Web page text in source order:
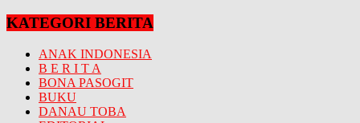
KATEGORI BERITA
ANAK INDONESIA
B E R I T A
BONA PASOGIT
BUKU
DANAU TOBA